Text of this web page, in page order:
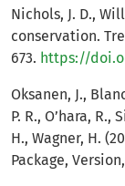
Nichols, J. D.,
conservation.
673. https://
Oksanen, J.,
P. R., O’hara, R.,
H., Wagner, H.
Package,